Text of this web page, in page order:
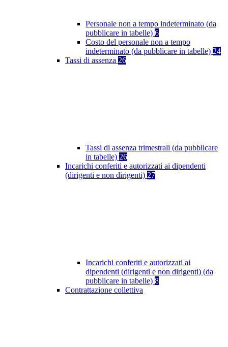
Personale non a tempo indeterminato (da
pubblicare in tabelle) 6
Costo del personale non a tempo
indeterminato (da pubblicare in tabelle) 24
Tassi di assenza 26
Tassi di assenza trimestrali (da pubblicare
in tabelle) 26
Incarichi conferiti e autorizzati ai dipendenti
(dirigenti e non dirigenti) 27
Incarichi conferiti e autorizzati ai
dipendenti (dirigenti e non dirigenti) (da
pubblicare in tabelle) 8
Contrattazione collettiva